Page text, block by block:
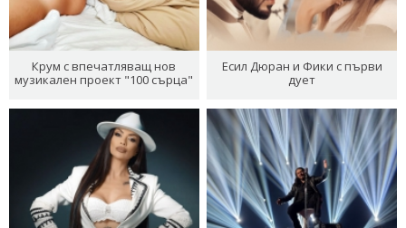
Крум с впечатляващ нов
музикален проект "100 сърца"
Есил Дюран и Фики с първи
дует